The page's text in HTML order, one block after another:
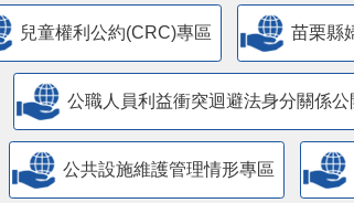
兒童權利公約(CRC)專區 苗栗縣
公職人員利益衝突迴避法身分關係公
​公共設施維護管理情形專區